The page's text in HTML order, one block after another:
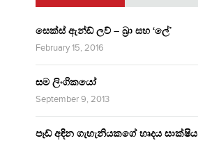
සෙක්ස් ඇන්ඩ් ලව් – බ්‍රා සහ ‘ලේ’
February 15, 2016
සම ලිංගිකයෝ
September 9, 2013
පෑඩ් අඳින ගැහැනියකගේ හෘදය සාක්ෂිය